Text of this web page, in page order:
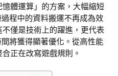
體運算」的方案，大幅縮短
程中的資料搬運不再成為效
僅是技術上的躍進，更代表
將獲得顯著優化。從高性能
正在改寫遊戲規則。